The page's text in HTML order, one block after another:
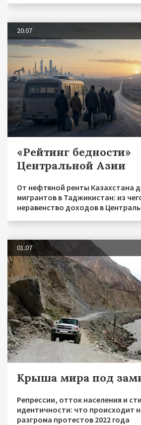
20.07
«Рейтинг бедности»
Центральной Азии
От нефтяной ренты Казахстана
мигрантов в Таджикистан: из
неравенство доходов в
01.07
Крыша мира под
Репрессии, отток населения и
идентичности: что происходит
разгрома протестов 2022 года